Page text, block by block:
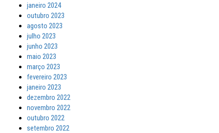
janeiro 2024
outubro 2023
agosto 2023
julho 2023
junho 2023
maio 2023
março 2023
fevereiro 2023
janeiro 2023
dezembro 2022
novembro 2022
outubro 2022
setembro 2022